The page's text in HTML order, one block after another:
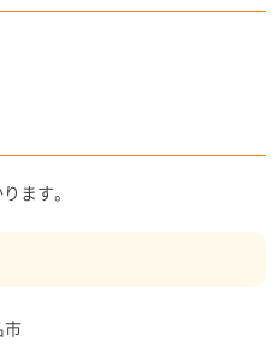
ます。
市